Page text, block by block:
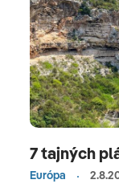
7 tajných
Európa